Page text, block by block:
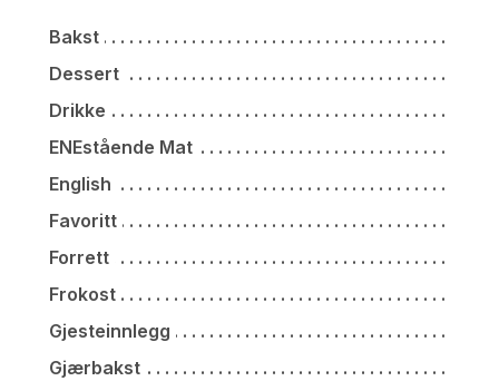
Bakst
Dessert
Drikke
ENEstående Mat
English
Favoritt
Forrett
Frokost
Gjesteinnlegg
Gjærbakst